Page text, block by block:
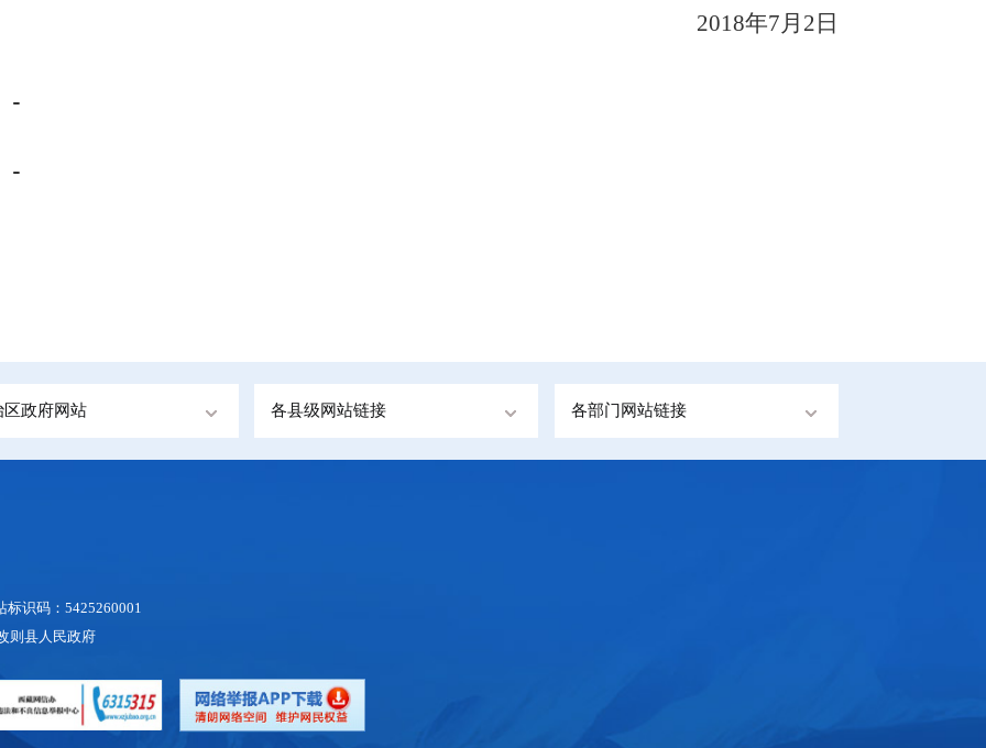
2018年7 月 2 日
区政府网站 各县级网站链接 各部门网站链接
识码：5425260001
则县人民政府